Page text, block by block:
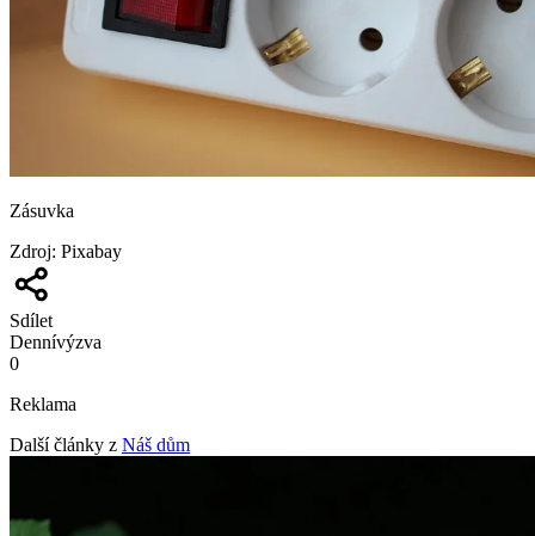
Zásuvka
Zdroj: Pixabay
Sdílet
Dennívýzva
0
Reklama
Další články z Náš dům